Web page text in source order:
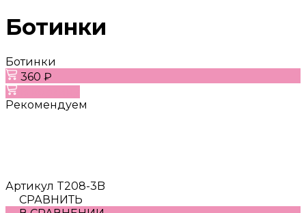
Ботинки
Ботинки
360 ₽
Рекомендуем
Артикул T208-3B
СРАВНИТЬ